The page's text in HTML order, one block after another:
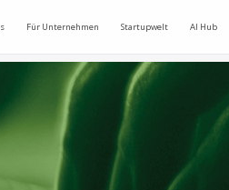
Für Unternehmen Startupwelt AI Hub